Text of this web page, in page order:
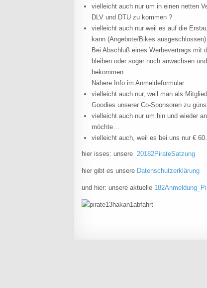
vielleicht auch nur um in einen netten
DLV und DTU zu kommen ?
vielleicht auch nur weil es auf die
kann (Angebote/Bikes
Bei Abschluß eines Werbevertrags mit
bleiben oder sogar noch anwachsen
bekommen.
Nähere Info im Anmeldeformular.
vielleicht auch nur, weil man als
Goodies unserer Co-Sponsoren zu
vielleicht auch nur um hin und wieder
möchte…
vielleicht auch, weil es bei uns nur €
hier isses: unsere20182PirateSatzung
hier gibt es unsere Datenschutzerklärung
und hier: unsere aktuelle